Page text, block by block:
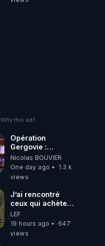
Why this ad?
Opération
Gergovie :
‪@38resistancegauloise‬
‪@MarionSigautOfficiel‬
‪@gladysriifard5710‬
Nicolas BOUVIER
One day ago
1.3 k
views
J’ai rencontré
ceux qui achètent
des bunkers pour
survivre à la fin
du monde
LEF
19 hours ago
647
views